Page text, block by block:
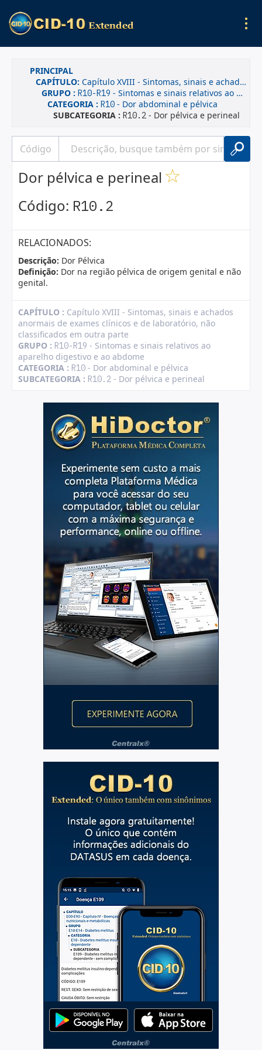
PRINCIPAL
CAPÍTULO: Capítulo XVIII - Sintomas, sinais e achados anormais de exames clínicos e de laboratório, não classificados em outra parte
GRUPO : R10-R19 - Sintomas e sinais relativos ao aparelho digestivo e ao abdome
CATEGORIA : R10 - Dor abdominal e pélvica
SUBCATEGORIA : R10.2 - Dor pélvica e perineal
Dor pélvica e perineal
Código: R10.2
RELACIONADOS:
Descrição: Dor Pélvica
Definição: Dor na região pélvica de origem genital e não
genital.
CAPÍTULO : Capítulo XVIII - Sintomas, sinais e achados
anormais de exames clínicos e de laboratório, não
classificados em outra parte
GRUPO : R10-R19 - Sintomas e sinais relativos ao
aparelho digestivo e ao abdome
CATEGORIA : R10 - Dor abdominal e pélvica
SUBCATEGORIA : R10.2 - Dor pélvica e perineal